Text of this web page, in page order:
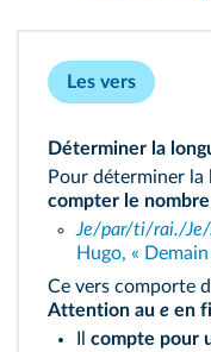
Les vers
Déterminer la
Pour déterminer
compter le
Je/par/ti/rai./
Hugo, «
Ce vers comporte
Attention au e en
compte pour